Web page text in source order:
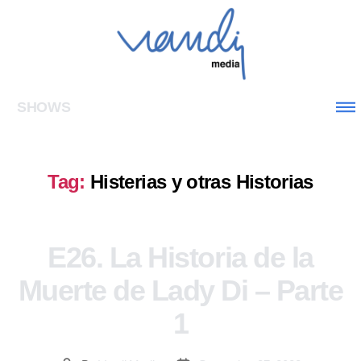
SHOWS
Tag: Histerias y otras Historias
E26. La Historia de la
Muerte de Lady Di – Parte
1